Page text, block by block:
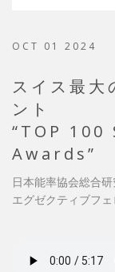
OCT 01 2024
スイス最大
ント
“TOP
Awards”
日本能率協会総合
エグゼクティブフ